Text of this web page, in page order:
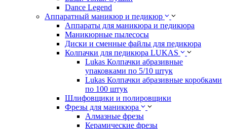
Dance Legend
Аппаратный маникюр и педикюр
Аппараты для маникюра и педикюра
Маникюрные пылесосы
Диски и сменные файлы для педикюра
Колпачки для педикюра LUKAS
Lukas Колпачки абразивные
упаковками по 5/10 штук
Lukas Колпачки абразивные коробками
по 100 штук
Шлифовщики и полировщики
Фрезы для маникюра
Алмазные фрезы
Керамические фрезы